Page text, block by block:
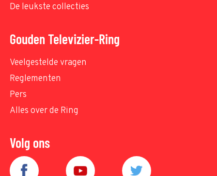
De leukste collecties
Gouden Televizier-Ring
Veelgestelde vragen
Reglementen
Pers
Alles over de Ring
Volg ons